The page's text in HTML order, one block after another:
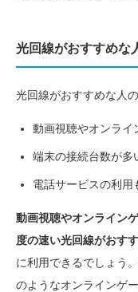
光回線がおすすめな
光回線がおすすめな人
動画視聴やオンライ
端末の接続台数が多
電話サービスの利用
動画視聴やオンライン
度の速い光回線がおすす
に利用できるでしょう
のようなオンラインゲ